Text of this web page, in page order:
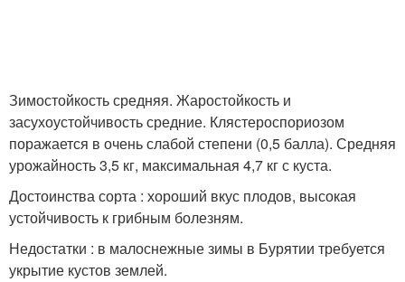
Зимостойкость средняя. Жаростойкость и
засухоустойчивость средние. Клястероспориозом
поражается в очень слабой степени (0,5 балла). Средняя
урожайность 3,5 кг, максимальная 4,7 кг с куста.
Достоинства сорта : хороший вкус плодов, высокая
устойчивость к грибным болезням.
Недостатки : в малоснежные зимы в Бурятии требуется
укрытие кустов землей.